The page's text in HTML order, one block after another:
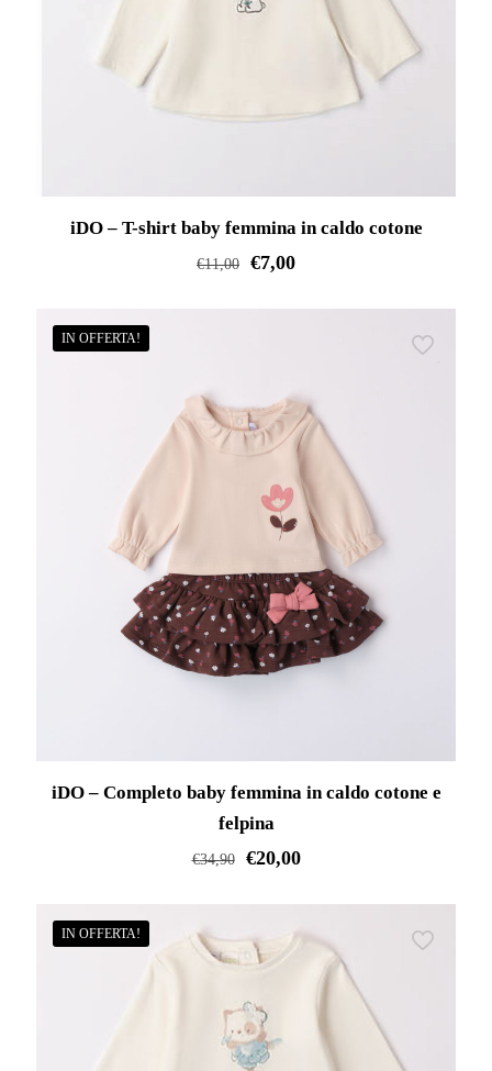
iDO – T-shirt baby femmina in caldo cotone
€11,00 €7,00
varianti.
Le
opzioni
possono
essere
scelte
nella
pagina
del
IN OFFERTA!
iDO – Completo baby femmina in caldo cotone e
felpina
€34,90 €20,00
ha
varianti.
Le
IN OFFERTA!